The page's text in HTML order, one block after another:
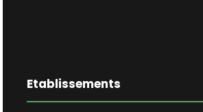
Etablissements